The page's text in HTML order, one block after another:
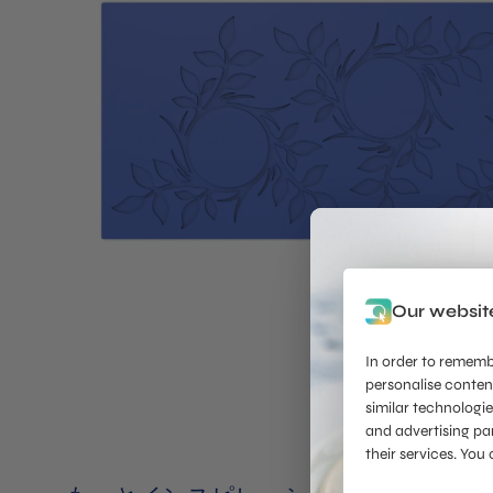
Our
In order to
personalise
similar
and advertising
their services.